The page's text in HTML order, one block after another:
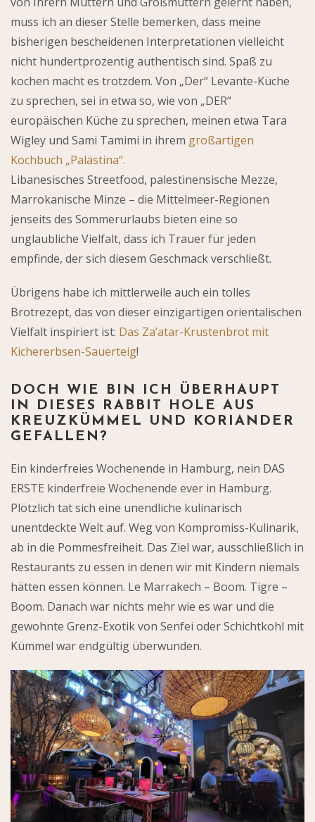
muss ich an dieser Stelle bemerken, dass meine
bisherigen bescheidenen Interpretationen vielleicht
nicht hundertprozentig authentisch sind. Spaß zu
kochen macht es trotzdem. Von „Der“ Levante-Küche
zu sprechen, sei in etwa so, wie von „DER“
europäischen Küche zu sprechen, meinen etwa Tara
Wigley und Sami Tamimi in ihrem großartigen
Kochbuch „Palästina“.
Libanesisches Streetfood, palestinensische Mezze,
Marrokanische Minze – die Mittelmeer-Regionen
jenseits des Sommerurlaubs bieten eine so
unglaubliche Vielfalt, dass ich Trauer für jeden
empfinde, der sich diesem Geschmack verschließt.
Übrigens habe ich mittlerweile auch ein tolles
Brotrezept, das von dieser einzigartigen orientalischen
Vielfalt inspiriert ist: Das Za’atar-Krustenbrot mit
Kichererbsen-Sauerteig!
DOCH WIE BIN ICH ÜBERHAUPT
IN DIESES RABBIT HOLE AUS
KREUZKÜMMEL UND KORIANDER
GEFALLEN?
Ein kinderfreies Wochenende in Hamburg, nein DAS
ERSTE kinderfreie Wochenende ever in Hamburg.
Plötzlich tat sich eine unendliche kulinarisch
unentdeckte Welt auf. Weg von Kompromiss-Kulinarik,
ab in die Pommesfreiheit. Das Ziel war, ausschließlich in
Restaurants zu essen in denen wir mit Kindern niemals
hätten essen können. Le Marrakech – Boom. Tigre –
Boom. Danach war nichts mehr wie es war und die
gewohnte Grenz-Exotik von Senfei oder Schichtkohl mit
Kümmel war endgültig überwunden.